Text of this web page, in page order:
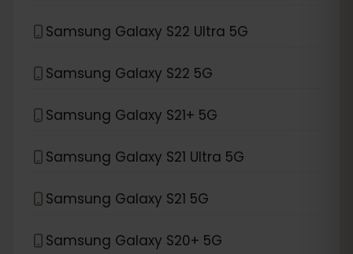
Samsung Galaxy S22 Ultra 5G
Samsung Galaxy S22 5G
Samsung Galaxy S21+ 5G
Samsung Galaxy S21 Ultra 5G
Samsung Galaxy S21 5G
Samsung Galaxy S20+ 5G